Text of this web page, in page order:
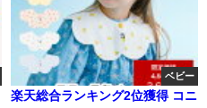
ベビー
楽天総合ランキング2位獲得 コニ